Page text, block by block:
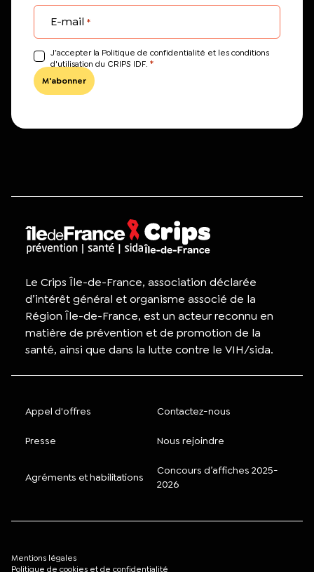
E-mail *
J’accepter la Politique de confidentialité et les conditions
d'utilisation du CRIPS IDF. *
Le Crips Île-de-France, association déclarée
d’intérêt général et organisme associé de la
Région Île-de-France, est un acteur reconnu en
matière de prévention et de promotion de la
santé, ainsi que dans la lutte contre le VIH/sida.
Appel d'offres Contactez-nous
Presse Nous rejoindre
Agréments et habilitations
Concours d’affiches 2025-
2026
Mentions légales
Politique de cookies et de confidentialité